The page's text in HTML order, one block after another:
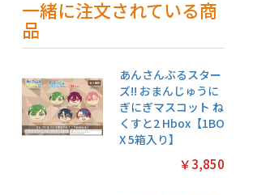
一緒に注文されている商
品
あんさんぶるスター
ズ!! おまんじゅうに
ぎにぎマスコット ね
くすと2 Hbox【1BO
X 5箱入り】
￥3,850